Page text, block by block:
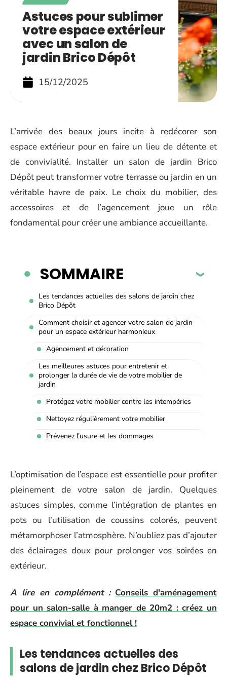
Astuces pour sublimer
votre espace extérieur
avec un salon de
jardin Brico Dépôt
15/12/2025
L’arrivée des beaux jours incite à redécorer son
espace extérieur pour en faire un lieu de détente et
de convivialité. Installer un salon de jardin Brico
Dépôt peut transformer votre terrasse ou jardin en un
véritable havre de paix. Le choix du mobilier, des
accessoires et de l’agencement joue un rôle
fondamental pour créer une ambiance accueillante.
SOMMAIRE
Les tendances actuelles des salons de jardin chez
Brico Dépôt
Comment choisir et agencer votre salon de jardin
pour un espace extérieur harmonieux
Agencement et décoration
Les meilleures astuces pour entretenir et
prolonger la durée de vie de votre mobilier de
jardin
Protégez votre mobilier contre les intempéries
Nettoyez régulièrement votre mobilier
Prévenez l’usure et les dommages
L’optimisation de l’espace est essentielle pour profiter
pleinement de votre salon de jardin. Quelques
astuces simples, comme l’intégration de plantes en
pots ou l’utilisation de coussins colorés, peuvent
métamorphoser l’atmosphère. N’oubliez pas d’ajouter
des éclairages doux pour prolonger vos soirées en
extérieur.
A lire en complément : Conseils d'aménagement
pour un salon-salle à manger de 20m2 : créez un
espace convivial et fonctionnel !
Les tendances actuelles des
salons de jardin chez Brico Dépôt